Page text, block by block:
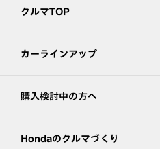
クルマTOP
カーラインアップ
購入検討中の方へ
Hondaのクルマづくり